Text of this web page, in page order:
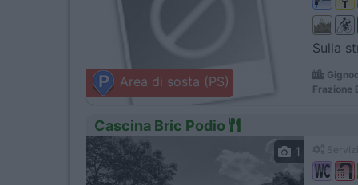
Area di sosta (PS)
Sulla
Frazione
Cascina Bric Podio
1